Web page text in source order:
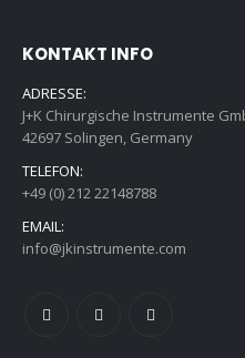
KONTAKT INFO
ADRESSE:
J+K Chirurgische Instrumente
42697 Solingen, Germany
TELEFON:
+49 (0) 212 22148788
EMAIL:
info@jkinstrumente.com